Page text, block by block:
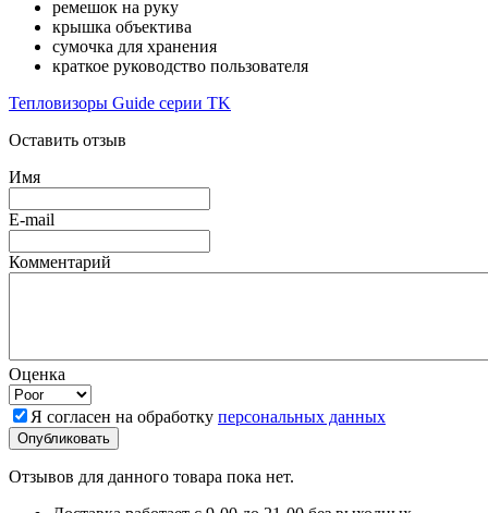
ремешок на руку
крышка объектива
сумочка для хранения
краткое руководство пользователя
Тепловизоры Guide серии TK
Оставить отзыв
Имя
E-mail
Комментарий
Оценка
Я согласен на обработку персональных данных
Отзывов для данного товара пока нет.